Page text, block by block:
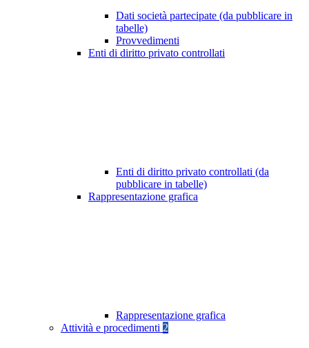
Dati società partecipate (da pubblicare in
tabelle)
Provvedimenti
Enti di diritto privato controllati
Enti di diritto privato controllati (da
pubblicare in tabelle)
Rappresentazione grafica
Rappresentazione grafica
Attività e procedimenti 2